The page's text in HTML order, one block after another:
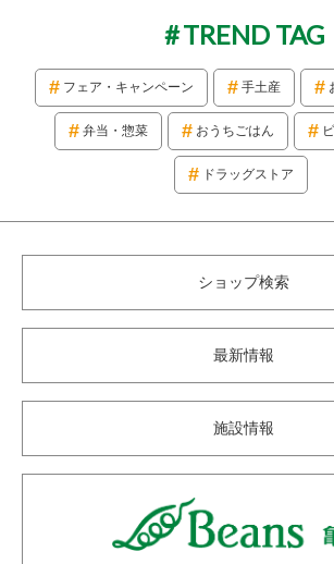
TREND TAG
フェア・キャンペーン 手土産
弁当・惣菜 おうちごはん
ドラッグストア
ショップ検索
最新情報
施設情報